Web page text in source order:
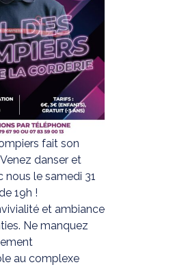
fait son
danser et
nous le samedi 31
19h !
et ambiance
Ne manquez
au complexe